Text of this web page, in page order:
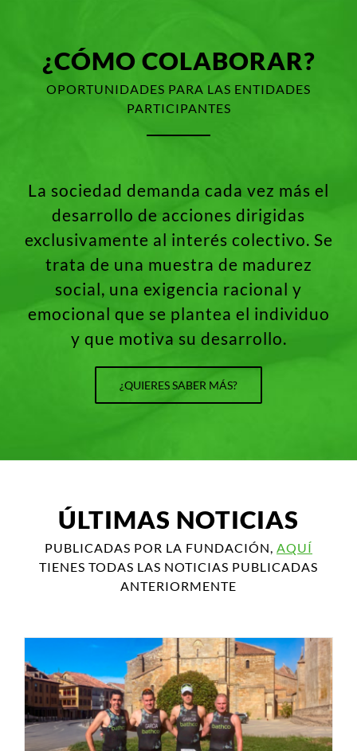
¿CÓMO COLABORAR?
OPORTUNIDADES PARA LAS ENTIDADES
PARTICIPANTES
La sociedad demanda cada vez más el
desarrollo de acciones dirigidas
exclusivamente al interés colectivo. Se
trata de una muestra de madurez
social, una exigencia racional y
emocional que se plantea el individuo
y que motiva su desarrollo.
¿QUIERES SABER MÁS?
ÚLTIMAS NOTICIAS
PUBLICADAS POR LA FUNDACIÓN, AQUÍ
TIENES TODAS LAS NOTICIAS PUBLICADAS
ANTERIORMENTE